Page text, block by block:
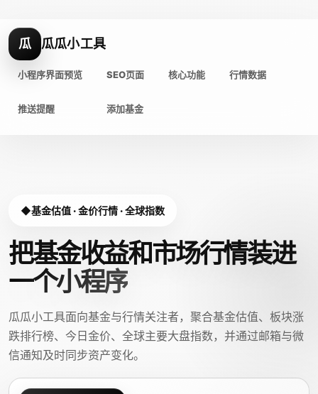
瓜 瓜瓜小工具
小程序界面预览 SEO页面 核心功能 行情数据
推送提醒 添加基金
基金估值 · 金价行情 · 全球指数
把基金收益和市场行情装进
一个小程序
瓜瓜小工具面向基金与行情关注者，聚合基金估值、板块涨
跌排行榜、今日金价、全球主要大盘指数，并通过邮箱与微
信通知及时同步资产变化。